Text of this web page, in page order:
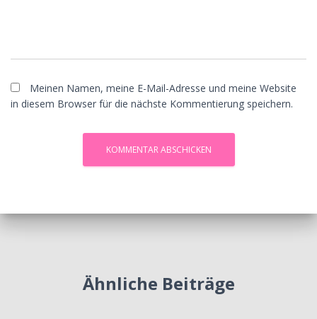
Meinen Namen, meine E-Mail-Adresse und meine Website
in diesem Browser für die nächste Kommentierung speichern.
Ähnliche Beiträge